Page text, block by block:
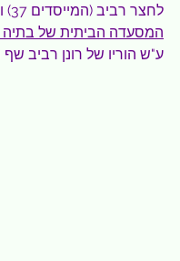
לחצר רביב (המייסדים 37) ושם תמצאו את
המסעדה הביתית של בתיה
ע"ש הוריו של רונן רביב